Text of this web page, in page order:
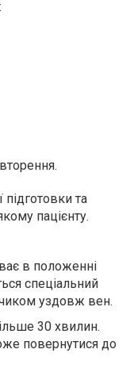
та
пацієнту.
в положенні
спеціальний
уздовж вен.
30 хвилин.
повернутися до